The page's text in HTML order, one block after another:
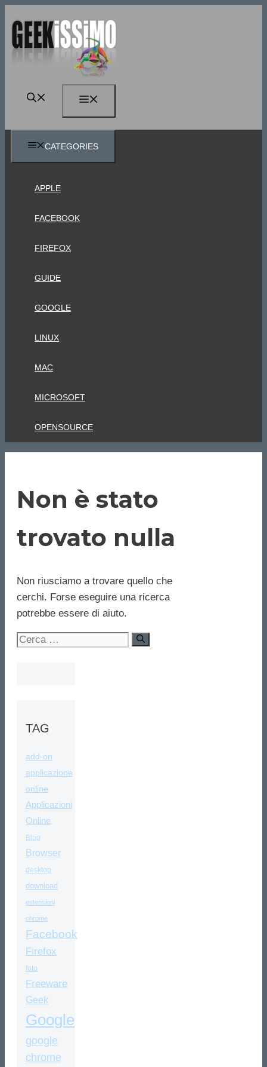
contenuto
CATEGORIES
APPLE
FACEBOOK
FIREFOX
GUIDE
GOOGLE
LINUX
MAC
MICROSOFT
OPENSOURCE
Non è stato
trovato nulla
Non riusciamo a trovare quello che
cerchi. Forse eseguire una ricerca
potrebbe essere di aiuto.
Ricerca
TAG
add-on
applicazione
online
Applicazioni
Online
Blog
Browser
desktop
download
estensioni
chrome
Facebook
Firefox
foto
Freeware
Geek
Google
google
chrome